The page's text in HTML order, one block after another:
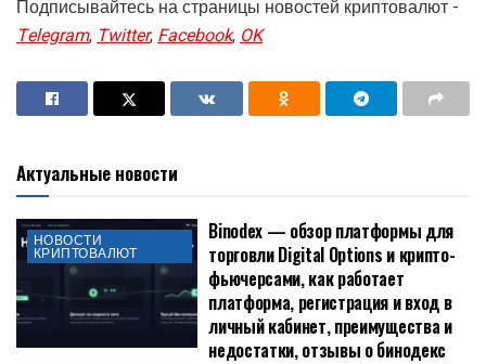
Подписывайтесь на страницы новостей криптовалют -
Telegram, Twitter, Facebook, OK
Актуальные новости
НОВОСТИ
КРИПТОВАЛЮТ
Binodex — обзор платформы для
торговли Digital Options и крипто-
фьючерсами, как работает
платформа, регистрация и вход в
личный кабинет, преимущества и
недостатки, отзывы о бинодекс